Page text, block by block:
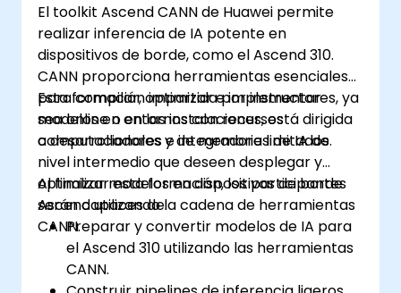
El toolkit Ascend CANN de Huawei permite
realizar inferencia de IA potente en
dispositivos de borde, como el Ascend 310.
CANN proporciona herramientas esenciales
para compilar, optimizar e implementar
modelos en entornos con recursos
computacionales y de memoria limitados.
Esta formación impartida por instructores, ya
sea online o en las instalaciones, está dirigida
a desarrolladores e integradores de IA de
nivel intermedio que deseen desplegar y
optimizar modelos en dispositivos de borde
Ascend utilizando la cadena de herramientas
CANN.
Al finalizar esta formación, los participantes
serán capaces de:
Preparar y convertir modelos de IA para
el Ascend 310 utilizando las herramientas
CANN.